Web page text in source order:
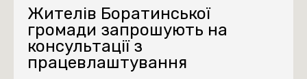
Жителів Боратинської
громади запрошують на
консультації з
працевлаштування